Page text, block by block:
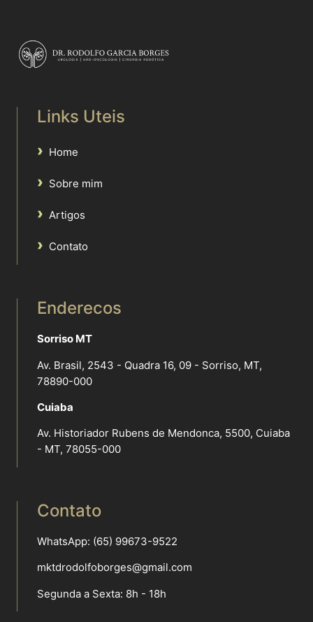
Links Uteis
Home
Sobre mim
Artigos
Contato
Enderecos
Sorriso MT
Av. Brasil, 2543 - Quadra 16, 09 - Sorriso, MT,
78890-000
Cuiaba
Av. Historiador Rubens de Mendonca, 5500, Cuiaba
- MT, 78055-000
Contato
WhatsApp: (65) 99673-9522
mktdrodolfoborges@gmail.com
Segunda a Sexta: 8h - 18h